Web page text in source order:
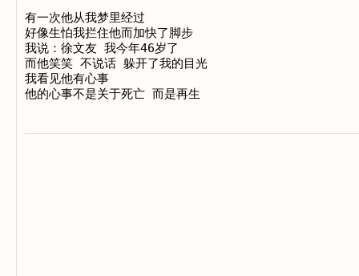
有一次他从我梦里经过
好像生怕我拦住他而加快了脚步
我说：徐文友 我今年46岁了
而他笑笑 不说话 躲开了我的目光
我看见他有心事